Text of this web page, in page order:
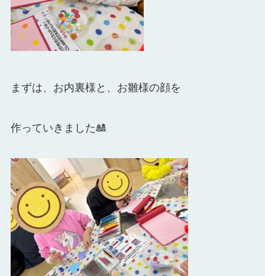
まずは、お内裏様と、お雛様の顔を
作っていきました🎎